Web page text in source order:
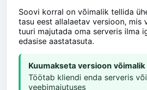
Soovi korral on võimalik tellida
tasu eest allalaetav versioon, mis
tuuri majutada oma serveris ilma
edasise aastatasuta.
Kuumakseta versioon võimalik
Töötab kliendi enda serveris
veebimajutuses